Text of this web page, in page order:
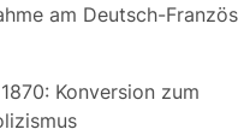
am Deutsch-
Konversion zum